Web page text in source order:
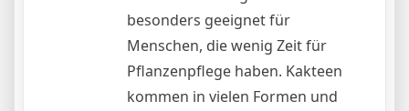
besonders geeignet für
Menschen, die wenig Zeit für
Pflanzenpflege haben. Kakteen
kommen in vielen Formen und